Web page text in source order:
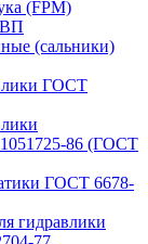
(FPM)
(сальники)
ГОСТ
86 (ГОСТ
ГОСТ 6678-
гидравлики